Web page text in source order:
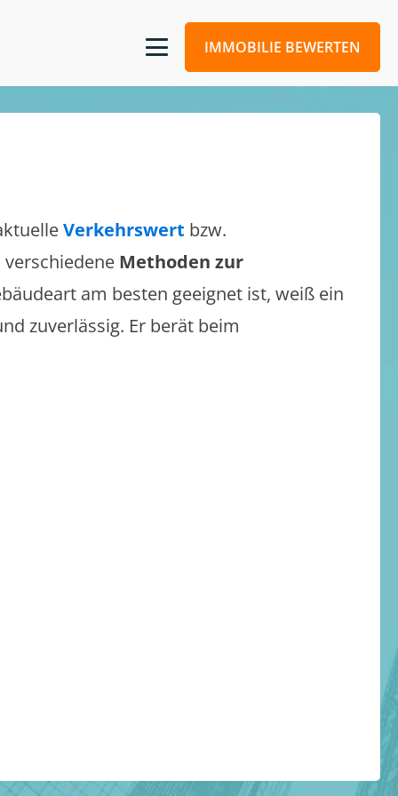
IMMOBILIE BEWERTEN
Verkehrswert bzw.
Methoden zur
am besten geeignet ist, weiß ein
zuverlässig. Er berät beim